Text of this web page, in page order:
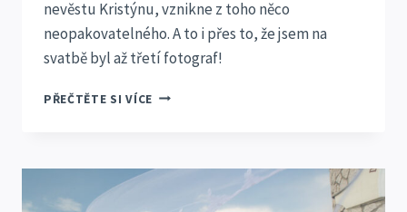
nevěstu Kristýnu, vznikne z toho něco
neopakovatelného. A to i přes to, že jsem na
svatbě byl až třetí fotograf!
PŘEČTĚTE SI VÍCESVATBA
KRAVSKO